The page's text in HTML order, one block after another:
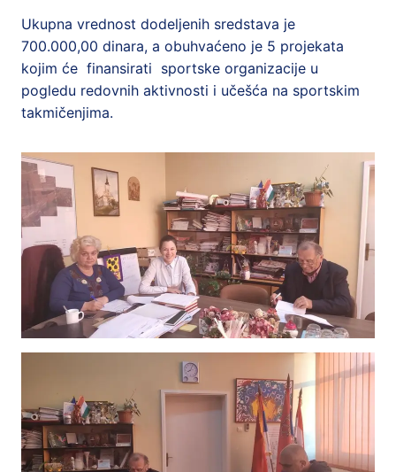
Ukupna vrednost dodeljenih sredstava je
700.000,00 dinara, a obuhvaćeno je 5 projekata
kojim će finansirati sportske organizacije u
pogledu redovnih aktivnosti i učešća na sportskim
takmičenjima.